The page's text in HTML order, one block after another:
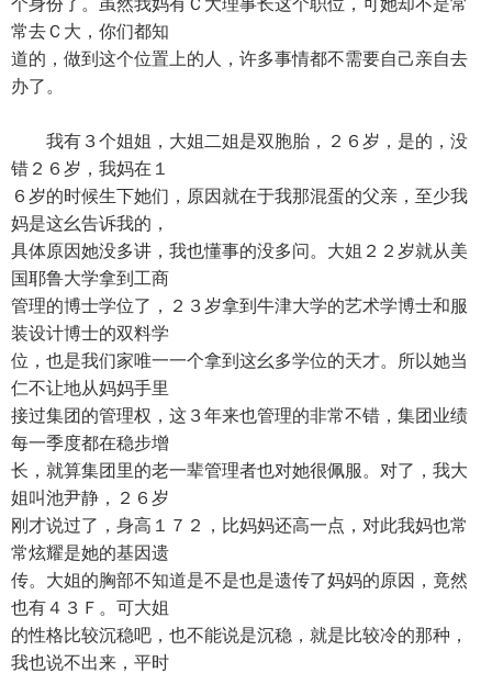
个身份了。虽然我妈有Ｃ大理事长这个职位，可她却不是常
常去Ｃ大，你们都知
道的，做到这个位置上的人，许多事情都不需要自己亲自去
办了。
我有３个姐姐，大姐二姐是双胞胎，２６岁，是的，没
错２６岁，我妈在１
６岁的时候生下她们，原因就在于我那混蛋的父亲，至少我
妈是这幺告诉我的，
具体原因她没多讲，我也懂事的没多问。大姐２２岁就从美
国耶鲁大学拿到工商
管理的博士学位了，２３岁拿到牛津大学的艺术学博士和服
装设计博士的双料学
位，也是我们家唯一一个拿到这幺多学位的天才。所以她当
仁不让地从妈妈手里
接过集团的管理权，这３年来也管理的非常不错，集团业绩
每一季度都在稳步增
长，就算集团里的老一辈管理者也对她很佩服。对了，我大
姐叫池尹静，２６岁
刚才说过了，身高１７２，比妈妈还高一点，对此我妈也常
常炫耀是她的基因遗
传。大姐的胸部不知道是不是也是遗传了妈妈的原因，竟然
也有４３Ｆ。可大姐
的性格比较沉稳吧，也不能说是沉稳，就是比较冷的那种，
我也说不出来，平时